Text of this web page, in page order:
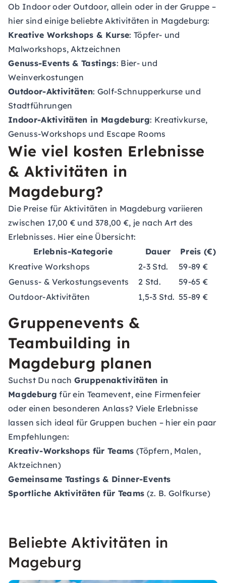
Ob Indoor oder Outdoor, allein oder in der Gruppe –
hier sind einige beliebte Aktivitäten in Magdeburg:
Kreative Workshops & Kurse: Töpfer- und
Malworkshops, Aktzeichnen
Genuss-Events & Tastings: Bier- und
Weinverkostungen
Outdoor-Aktivitäten: Golf-Schnupperkurse und
Stadtführungen
Indoor-Aktivitäten in Magdeburg: Kreativkurse,
Genuss-Workshops und Escape Rooms
Wie viel kosten Erlebnisse
& Aktivitäten in
Magdeburg?
Die Preise für Aktivitäten in Magdeburg variieren
zwischen 17,00 € und 378,00 €, je nach Art des
Erlebnisses. Hier eine Übersicht:
Erlebnis-Kategorie
Dauer
Preis (€)
Kreative Workshops
2-3 Std.
59-89 €
Genuss- & Verkostungsevents
2 Std.
59-65 €
Outdoor-Aktivitäten
1,5-3 Std. 55-89 €
Gruppenevents &
Teambuilding in
Magdeburg planen
Suchst Du nach Gruppenaktivitäten in
Magdeburg für ein Teamevent, eine Firmenfeier
oder einen besonderen Anlass? Viele Erlebnisse
lassen sich ideal für Gruppen buchen – hier ein paar
Empfehlungen:
Kreativ-Workshops für Teams (Töpfern, Malen,
Aktzeichnen)
Gemeinsame Tastings & Dinner-Events
Sportliche Aktivitäten für Teams (z. B. Golfkurse)
Beliebte Aktivitäten in
Mageburg